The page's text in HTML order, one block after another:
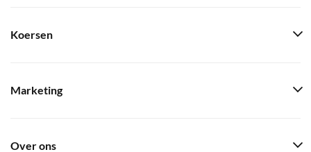
Koersen
Marketing
Over ons